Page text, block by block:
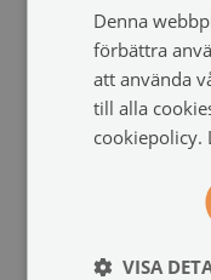
Tabuľa na
Undervattensliv(#tm-
storlek från: 60x40 cm
Denna
förbättra
att använda
till alla
cookiepolicy.
VISA